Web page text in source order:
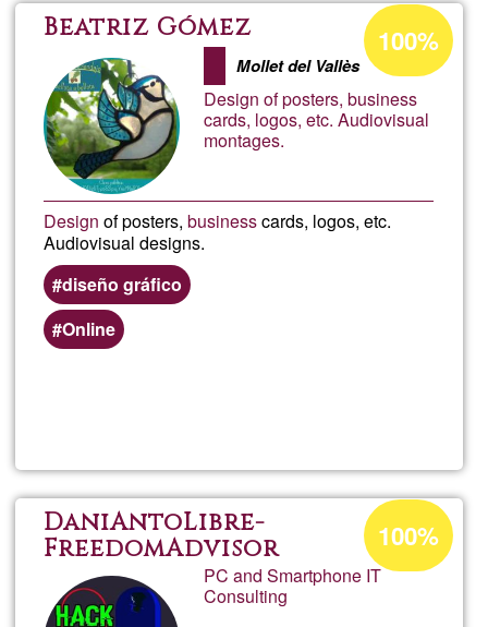
de
y
Beatriz Gómez
Mollet del Vallès
Design of posters, business
cards, logos, etc. Audiovisual
montages.
Design of posters,businesscards, logos, etc.
Audiovisual designs.
diseño gráfico
Online
Acceptance
percentage
Ğ1
100%
DaniAntoLibre-
FreedomAdvisor
PC and Smartphone IT
Consulting
Acceptance
percentage
of
100%